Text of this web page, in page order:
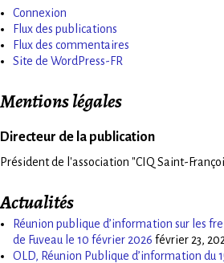
Connexion
Flux des publications
Flux des commentaires
Site de WordPress-FR
Mentions légales
Directeur de la publication
Président de l'association "CIQ Saint-
Actualités
Réunion publique d’information sur les
de Fuveau le 10 février 2026 février 23,
OLD, Réunion Publique d’information du